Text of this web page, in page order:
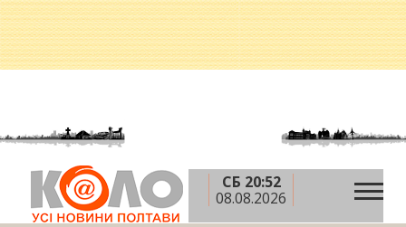
СБ 20:52
08.08.2026
Головна » Новини »
На Південній залізниці
змінили розклад потягів, які їздять через Полтаву